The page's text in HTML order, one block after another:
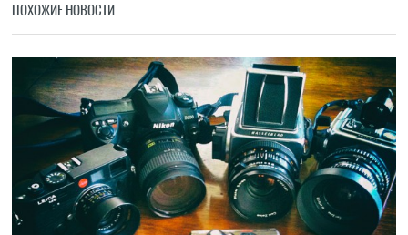
ПОХОЖИЕ НОВОСТИ